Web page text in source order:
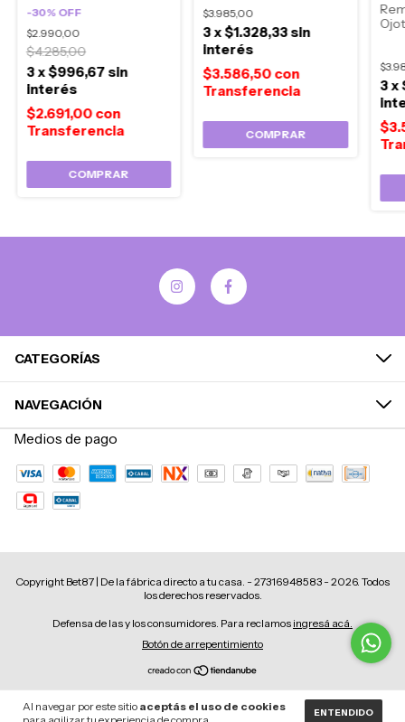
Al navegar por este sitio aceptás el uso de cookies
ENTENDIDO
-30% OFF
$2.990,00
$4.285,00
$2.691,00con
3 x$996,67sin
interés
COMPRAR
$3.985,00
$3.586,50con
3x$1.328,33sin
interés
COMPRAR
3x
CATEGORÍAS
NAVEGACIÓN
Medios de pago
Copyright Bet87 | De la fábrica directo a tu casa. - 27316948583 - 2026. Todos
los derechos reservados.
Defensa de las y los consumidores. Para reclamos ingresá acá.
Botón de arrepentimiento